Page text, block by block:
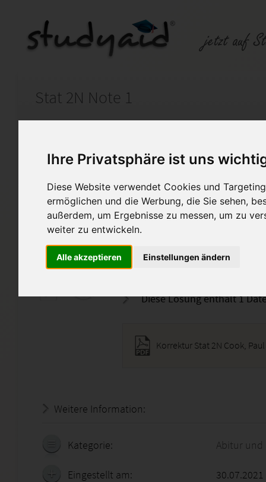
Ihre Privatsphäre ist uns
Diese Website verwendet Cookies und
ermöglichen und die Werbung, die Sie sehen,
außerdem, um Ergebnisse zu messen, um zu
weiter zu entwickeln.
Alle akzeptieren Einstellungen ändern
Stat 2N Note 1
Abitur und Hochschule
Statik
Diese Einsendeaufgabe
Hiermit untersage ich
eins zu kopieren und sie
Selbstkontrolle und zu
Diese Lösung enthält 1
Korrektur Stat 2N Cook,
Weitere Information:
Kategorie: Abitur und
Eingestellt am: